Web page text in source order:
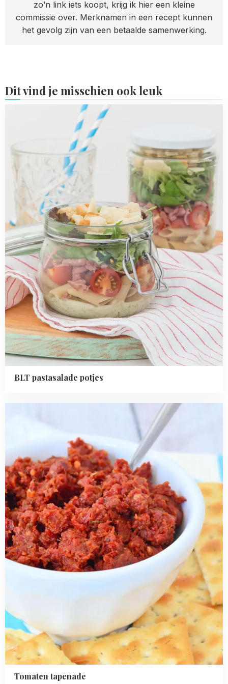
zo’n link iets koopt, krijg ik hier een kleine
commissie over. Merknamen in een recept kunnen
het gevolg zijn van een betaalde samenwerking.
Dit vind je misschien ook leuk
BLT pastasalade potjes
BLT
pastasalade
potjes
Tomaten tapenade
tapenade